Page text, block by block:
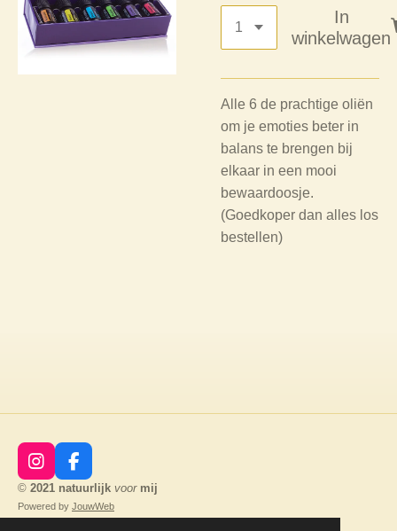
In
winkelwagen
Alle 6 de prachtige oliën
om je emoties beter in
balans te brengen bij
elkaar in een mooi
bewaardoosje.
(Goedkoper dan alles los
bestellen)
I
n
s
t
F
a
c
e
© 2021 natuurlijk voor mij
Powered by JouwWeb